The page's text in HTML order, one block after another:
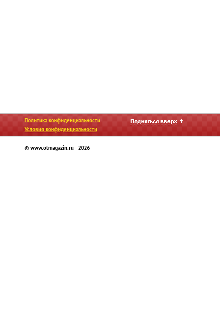
Политика конфиденциальности
Условия конфиденциальности
© www.otmagazin.ru 2026